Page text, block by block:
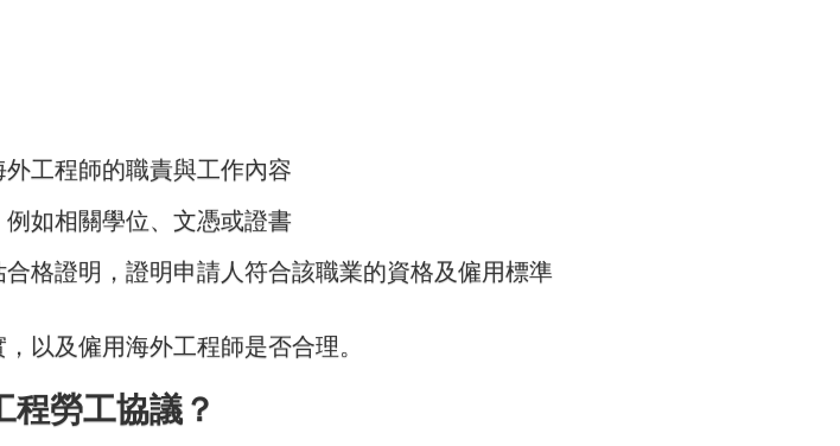
工程師的職責與工作內容
如相關學位、文憑或證書
格證明，證明申請人符合該職業的資格及僱用標準
以及僱用海外工程師是否合理。
程勞工協議？